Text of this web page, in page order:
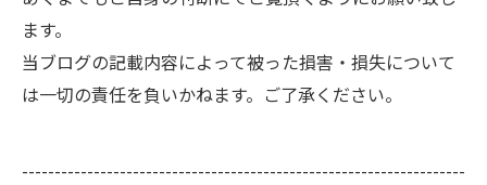
ます。
当ブログの記載内容によって被った損害・損失について
は一切の責任を負いかねます。ご了承ください。
--------------------------------------------------------------------